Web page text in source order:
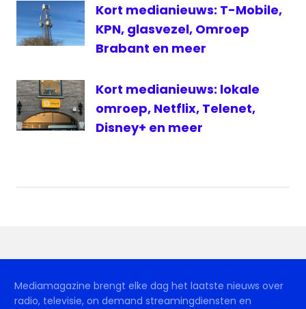
Kort medianieuws: T-Mobile,
KPN, glasvezel, Omroep
Brabant en meer
Kort medianieuws: lokale
omroep, Netflix, Telenet,
Disney+ en meer
Mediamagazine brengt elke dag het laatste nieuws over
radio, televisie, on demand streamingdiensten en